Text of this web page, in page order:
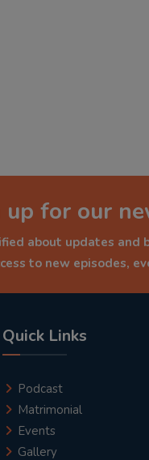
up for our
about updates and
to new episodes,
Quick Links
Podcast
Matrimonial
Events
Gallery